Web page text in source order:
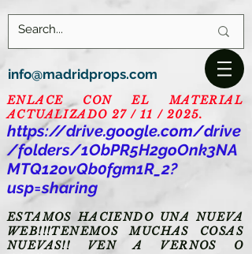
info@madridprops.com
ENLACE CON EL MATERIAL
ACTUALIZADO 27 / 11 / 2025.
https://drive.google.com/drive
/folders/1ObPR5H2goOnk3NA
MTQ12ovQb0fgm1R_2?
usp=sharing
ESTAMOS HACIENDO UNA NUEVA
WEB!!!TENEMOS MUCHAS COSAS
NUEVAS!! VEN A VERNOS O